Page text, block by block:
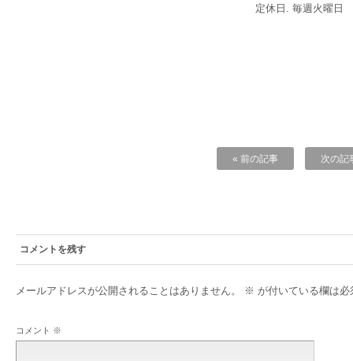
定休日. 毎週火曜日
« 前の記事 次の記
コメントを残す
メールアドレスが公開されることはありません。 ※ が付いている欄は必
コメント ※